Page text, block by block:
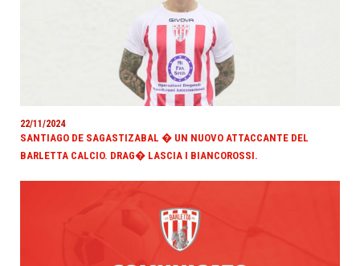
22/11/2024
SANTIAGO DE SAGASTIZABAL � UN NUOVO ATTACCANTE DEL
BARLETTA CALCIO. DRAG� LASCIA I BIANCOROSSI.